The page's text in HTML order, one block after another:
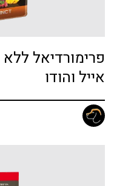
פרימורדיאל ללא
אייל והודו